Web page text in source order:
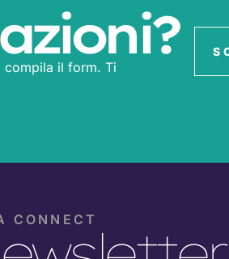
compila il form. Ti
CONNECT